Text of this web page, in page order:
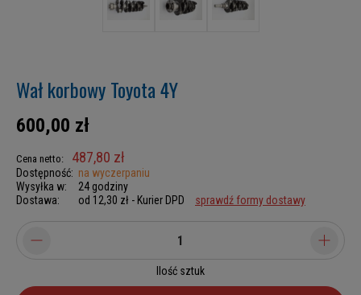
Wał korbowy Toyota 4Y
600,00 zł
Cena netto: 487,80 zł
Dostępność: na wyczerpaniu
Wysyłka w:
24 godziny
Dostawa:
od 12,30 zł - Kurier DPD sprawdź formy dostawy
Ilość sztuk